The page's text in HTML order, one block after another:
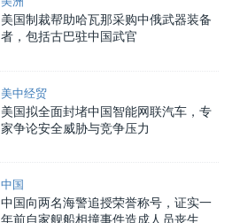
美国制裁帮助哈瓦那采购中俄武器装备
者，包括古巴驻中国武官
美中经贸
美国拟全面封堵中国智能网联汽车，专
家争论安全威胁与竞争压力
中国
中国向两名海警追授荣誉称号，证实一
年前自家舰船相撞事件造成人员丧生